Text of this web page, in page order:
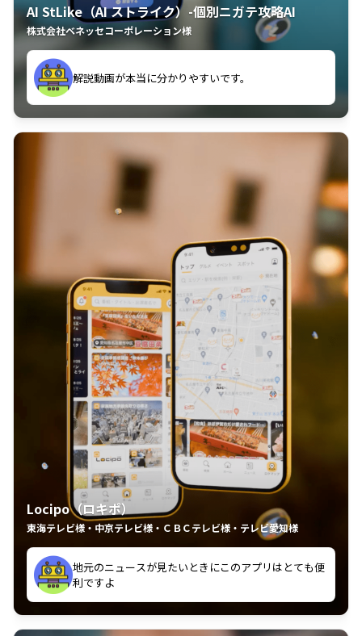
AI StLike（AI ストライク）-個別ニガテ攻略AI
株式会社ベネッセコーポレーション様
古文漢文を主に使わせていただいているが、復習する
のに非常に役立っている。
解説動画が本当に分かりやすいです。
Locipo（ロキポ）
東海テレビ様・中京テレビ様・ＣＢＣテレビ様・テレビ愛知様
中京テレビのおもしろ番組が視聴可能地域外からも見
れるの嬉しいポイント
いつも利用させていただいております！